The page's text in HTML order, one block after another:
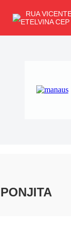
RUA
ETELVINA
PONJITA